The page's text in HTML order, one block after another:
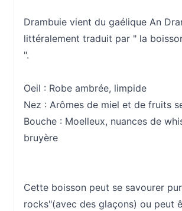
Drambuie vient du gaélique An
littéralement traduit par " la
".
Oeil : Robe ambrée, limpide
Nez : Arômes de miel et de fruits
Bouche : Moelleux, nuances de
bruyère
Cette boisson peut se savourer
rocks"(avec des glaçons) ou peut